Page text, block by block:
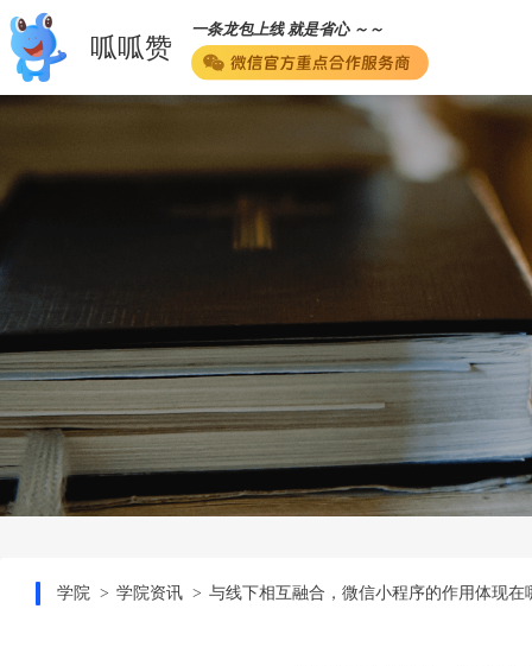
呱呱赞
一条龙包上线 就是省心 ～～
学院 学院资讯 与线下相互融合，微信小程序的作用体现在